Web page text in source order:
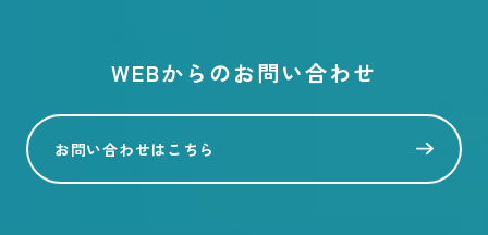
WEBからのお問い合わせ
お問い合わせはこちら